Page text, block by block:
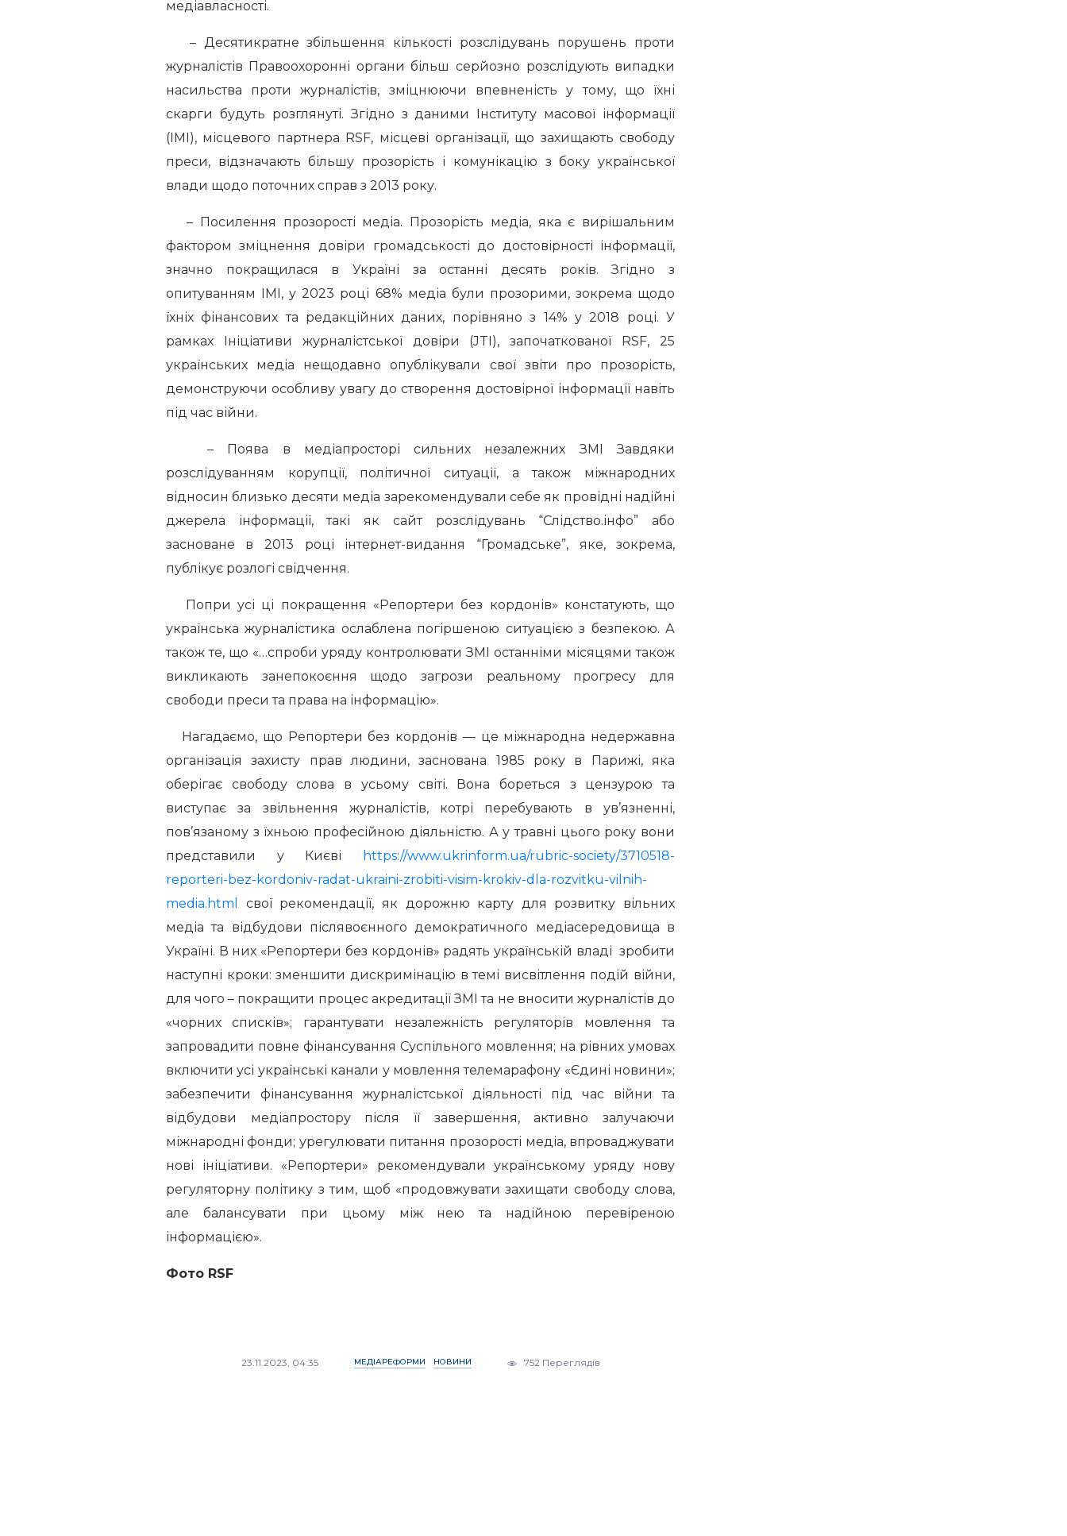
медіавласності.
– Десятикратне збільшення кількості розслідувань порушень проти
журналістів Правоохоронні органи більш серйозно розслідують випадки
насильства проти журналістів, зміцнюючи впевненість у тому, що їхні
скарги будуть розглянуті. Згідно з даними Інституту масової інформації
(ІМІ), місцевого партнера RSF, місцеві організації, що захищають свободу
преси, відзначають більшу прозорість і комунікацію з боку української
влади щодо поточних справ з 2013 року.
– Посилення прозорості медіа. Прозорість медіа, яка є вирішальним
фактором зміцнення довіри громадськості до достовірності інформації,
значно покращилася в Україні за останні десять років. Згідно з
опитуванням ІМІ, у 2023 році 68% медіа були прозорими, зокрема щодо
їхніх фінансових та редакційних даних, порівняно з 14% у 2018 році. У
рамках Ініціативи журналістської довіри (JTI), започаткованої RSF, 25
українських медіа нещодавно опублікували свої звіти про прозорість,
демонструючи особливу увагу до створення достовірної інформації навіть
під час війни.
– Поява в медіапросторі сильних незалежних ЗМІ Завдяки
розслідуванням корупції, політичної ситуації, а також міжнародних
відносин близько десяти медіа зарекомендували себе як провідні надійні
джерела інформації, такі як сайт розслідувань “Слідство.інфо” або
засноване в 2013 році інтернет-видання “Громадське”, яке, зокрема,
публікує розлогі свідчення.
Попри усі ці покращення «Репортери без кордонів» констатують, що
українська журналістика ослаблена погіршеною ситуацією з безпекою. А
також те, що «…спроби уряду контролювати ЗМІ останніми місяцями також
викликають занепокоєння щодо загрози реальному прогресу для
свободи преси та права на інформацію».
Нагадаємо, що Репортери без кордонів — це міжнародна недержавна
організація захисту прав людини, заснована 1985 року в Парижі, яка
оберігає свободу слова в усьому світі. Вона бореться з цензурою та
виступає за звільнення журналістів, котрі перебувають в ув’язненні,
пов’язаному з їхньою професійною діяльністю. А у травні цього року вони
представили у Києві
https://www.ukrinform.ua/rubric-society/3710518-
reporteri-bez-kordoniv-radat-ukraini-zrobiti-visim-krokiv-dla-rozvitku-vilnih-
media.html
свої рекомендації, як дорожню карту для розвитку вільних
медіа та відбудови післявоєнного демократичного медіасередовища в
Україні. В них «Репортери без кордонів» радять українській владі зробити
наступні кроки: зменшити дискримінацію в темі висвітлення подій війни,
для чого – покращити процес акредитації ЗМІ та не вносити журналістів до
«чорних списків»; гарантувати незалежність регуляторів мовлення та
запровадити повне фінансування Суспільного мовлення; на рівних умовах
включити усі українські канали у мовлення телемарафону «Єдині новини»;
забезпечити фінансування журналістської діяльності під час війни та
відбудови медіапростору після її завершення, активно залучаючи
міжнародні фонди; урегулювати питання прозорості медіа, впроваджувати
нові ініціативи. «Репортери» рекомендували українському уряду нову
регуляторну політику з тим, щоб «продовжувати захищати свободу слова,
але балансувати при цьому між нею та надійною перевіреною
інформацією».
Фото RSF
23.11.2023, 04:35 МЕДІАРЕФОРМИ НОВИНИ 752 Переглядів